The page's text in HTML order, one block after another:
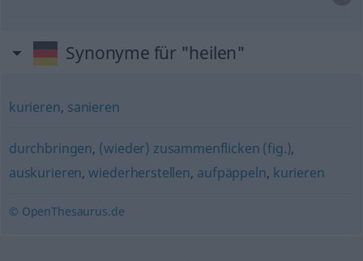
Synonyme für "heilen"
kurieren, sanieren
durchbringen, (wieder) zusammenflicken (fig.),
auskurieren,wiederherstellen, aufpäppeln, kurieren
© OpenThesaurus.de